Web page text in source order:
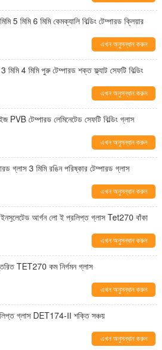
5 মিমি 6 মিমি কেমক্যালি বিল্ডিং টেম্পারড ক্লিয়ার
এখন অনুসন্ধান করুন
মিমি 4 মিমি পুরু টেম্পারড শক্ত ফ্ল্যাট সেফটি বিল্ডিং
এখন অনুসন্ধান করুন
PVB টেম্পারড লেমিনেটেড সেফটি বিল্ডিং গ্লাস
এখন অনুসন্ধান করুন
গ্লাস 3 মিমি রঙিন পরিষ্কার টেম্পারড গ্লাস
এখন অনুসন্ধান করুন
ইনসুলেটেড আর্গন লো ই প্রলিপ্ত গ্লাস Tet270 বাঁকা
এখন অনুসন্ধান করুন
TET270 কম নির্গমন গ্লাস
এখন অনুসন্ধান করুন
গ্লাস DET174-Ⅱ শক্তি সঞ্চয়
এখন অনুসন্ধান করুন